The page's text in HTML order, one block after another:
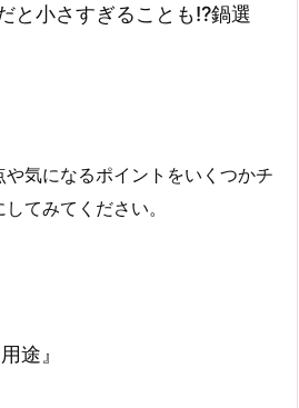
と小さすぎることも!?鍋選
気になるポイントをいくつかチ
てみてください。
途』